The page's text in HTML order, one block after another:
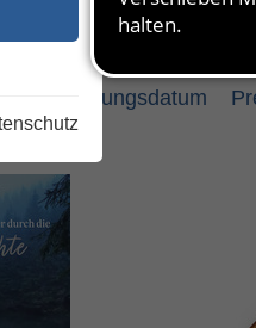
Erscheinungsdatum